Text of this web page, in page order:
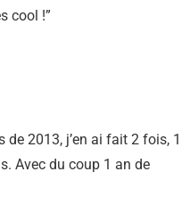
cool !”
de 2013, j’en ai fait 2 fois, 1
Avec du coup 1 an de